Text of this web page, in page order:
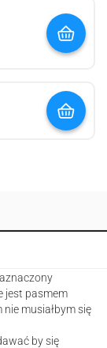
jest pasmem
musiałbym się
by się